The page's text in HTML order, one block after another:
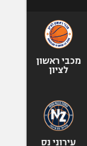
מכבי ראשון
לציון
עירוני נס